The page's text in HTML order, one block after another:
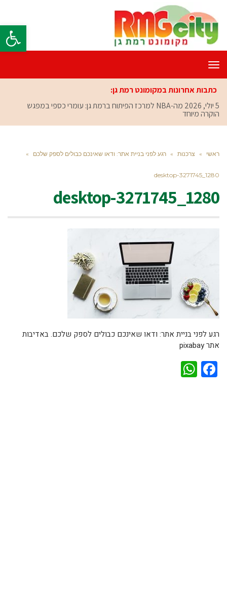
פתח
תפריט
כתבות אחרונות במקומונט רמת גן:
5 יולי, 2026
מה-NBA למרכז הפיתוח ברמת גן: עומרי כספי במפגש
הוקרה מיוחד
ראשי » צרכנות » רגע לפני בניית אתר: ודאו שאינכם כבולים לספק שלכם »
desktop-3271745_1280
desktop-3271745_1280
רגע לפני בניית אתר: ודאו שאינכם כבולים לספק שלכם. באדיבות
אתר pixabay
Facebook